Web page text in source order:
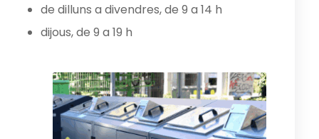
de dilluns a divendres, de 9 a 14 h
dijous, de 9 a 19 h